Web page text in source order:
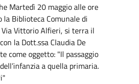
Martedì 20 maggio alle ore
la Biblioteca Comunale di
Vittorio Alfieri, si terra il
la Dott.ssa Claudia De
come oggetto: "Il passaggio
a quella primaria.